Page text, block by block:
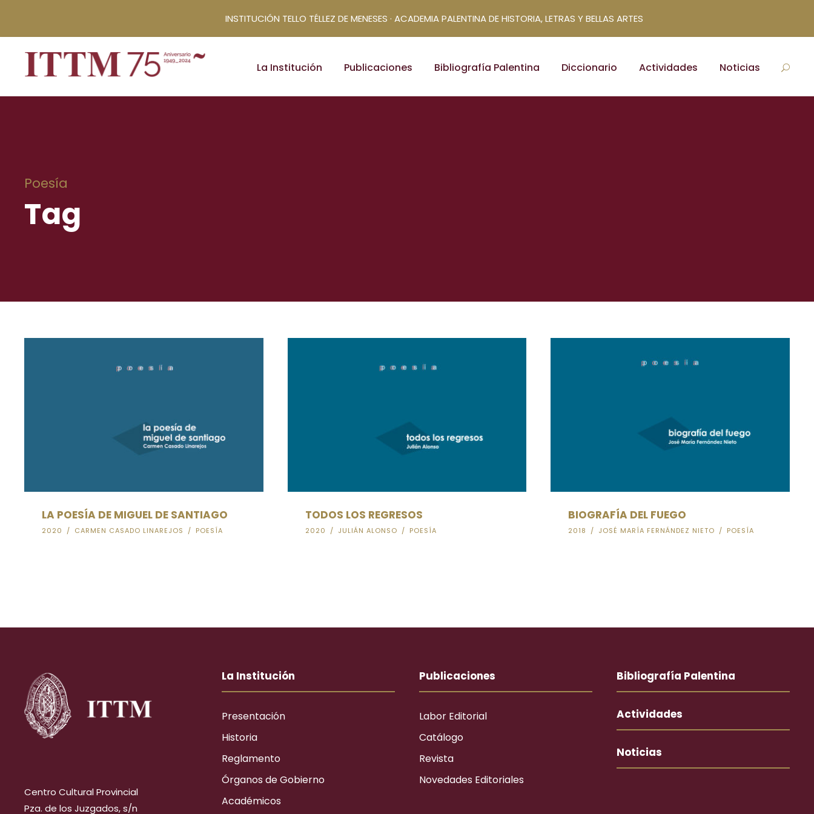
INSTITUCIÓN TELLO TÉLLEZ DE MENESES · ACADEMIA PALENTINA DE HISTORIA, LETRAS Y BELLAS ARTES
La Institución Publicaciones Bibliografía Palentina Diccionario Actividades Noticias
Poesía
Tag
LA POESÍA DE MIGUEL DE SANTIAGO
2020 / CARMEN CASADO LINAREJOS / POESÍA
TODOS LOS REGRESOS
2020 / JULIÁN ALONSO / POESÍA
BIOGRAFÍA DEL FUEGO
2018 / JOSÉ MARÍA FERNÁNDEZ NIETO / POESÍA
Centro Cultural Provincial
Pza. de los Juzgados, s/n
La Institución
Presentación
Historia
Reglamento
Órganos de Gobierno
Académicos
Publicaciones
Labor Editorial
Catálogo
Revista
Novedades Editoriales
Bibliografía Palentina
Actividades
Noticias